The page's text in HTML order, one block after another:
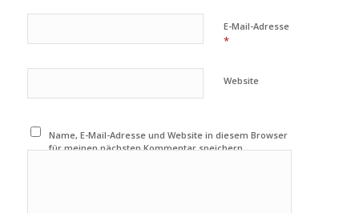
E-Mail-Adresse
*
Website
Name, E-Mail-Adresse und Website in diesem Browser
für meinen nächsten Kommentar speichern.